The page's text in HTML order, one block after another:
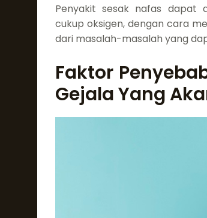
Penyakit sesak nafas dapat
cukup oksigen, dengan cara
dari masalah-masalah yang
Faktor
Gejala Yang